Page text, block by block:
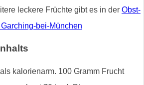
leckere Früchte gibt es in der Obst-
bei-München
kalorienarm. 100 Gramm Frucht